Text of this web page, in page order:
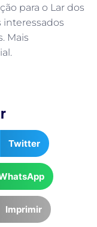
para o Lar dos
interessados
Mais
Twitter
Imprimir